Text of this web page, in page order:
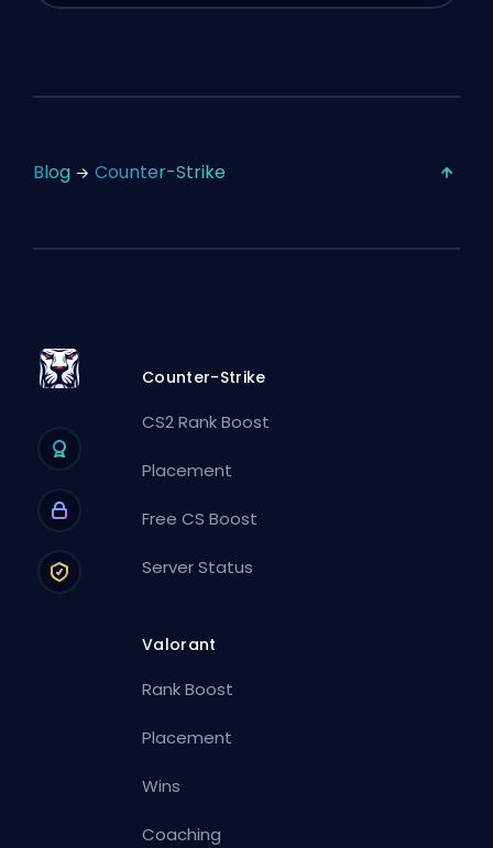
Blog Counter-Strike
Counter-Strike
CS2 Rank Boost
Placement
Free CS Boost
Server Status
Valorant
Rank Boost
Placement
Wins
Coaching